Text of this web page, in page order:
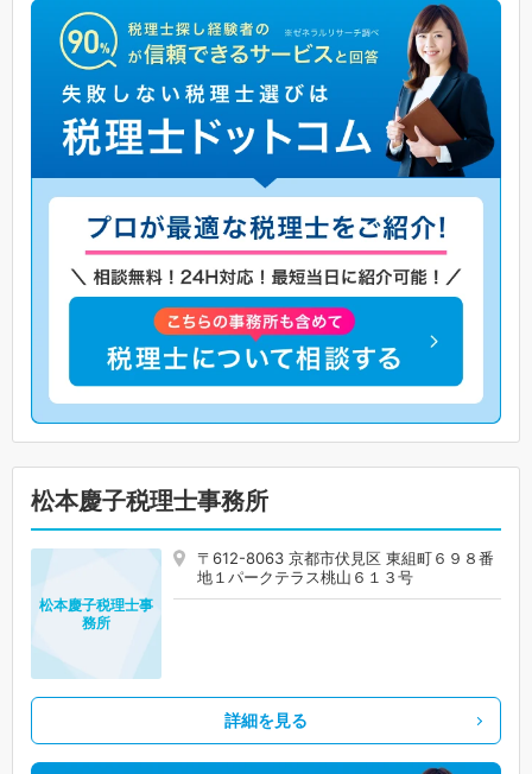
松本慶子税理士事務所
〒612-8063 京都市伏見区 東組町６９８番
地１パークテラス桃山６１３号
松本慶子税理士事
務所
詳細を見る